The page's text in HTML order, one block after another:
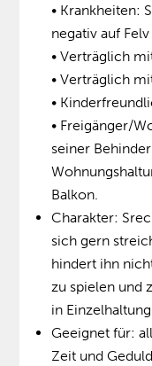
• Krankheiten:
negativ auf
• Verträglich
• Verträglich
•
• Freigänger/
seiner
Balkon.
Charakter:
sich gern
hindert ihn
zu spielen und
in
Geeignet für:
Zeit und